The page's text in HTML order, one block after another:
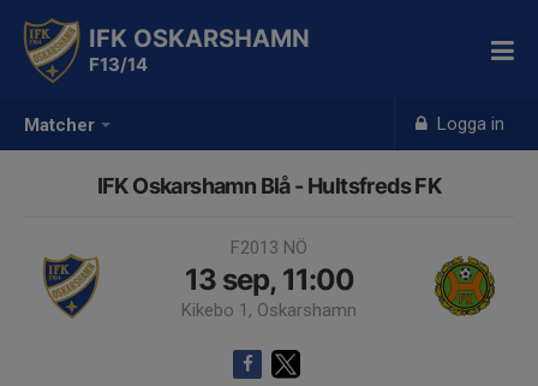
Matcher Logga in
IFK OSKARSHAMN
F13/14
IFK Oskarshamn Blå - Hultsfreds FK
F2013 NÖ
13 sep, 11:00
Kikebo 1, Oskarshamn